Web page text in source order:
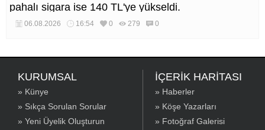
pahalı sigara ise 140 TL'ye yükseldi.
06.08.2026 16:54 0 279 0
KURUMSAL
» Künye
» Sıkça Sorulan Sorular
» Yeni Üyelik Oluşturun
İÇERİK HARİTASI
» Haberler
» Köşe Yazarları
» Fotoğraf Galerisi